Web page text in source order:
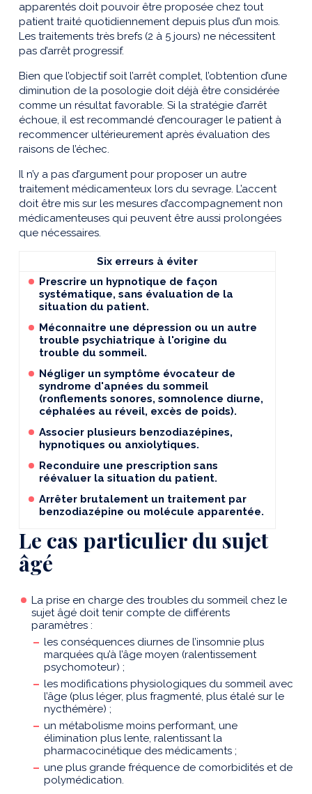
apparentés doit pouvoir être proposée chez tout
patient traité quotidiennement depuis plus d’un mois.
Les traitements très brefs (2 à 5 jours) ne nécessitent
pas d’arrêt progressif.
Bien que l’objectif soit l’arrêt complet, l’obtention d’une
diminution de la posologie doit déjà être considérée
comme un résultat favorable. Si la stratégie d’arrêt
échoue, il est recommandé d’encourager le patient à
recommencer ultérieurement après évaluation des
raisons de l’échec.
Il n’y a pas d’argument pour proposer un autre
traitement médicamenteux lors du sevrage. L’accent
doit être mis sur les mesures d’accompagnement non
médicamenteuses qui peuvent être aussi prolongées
que nécessaires.
Six erreurs à éviter
Prescrire un hypnotique de façon
systématique, sans évaluation de la
situation du patient.
Méconnaitre une dépression ou un autre
trouble psychiatrique à l'origine du
trouble du sommeil.
Négliger un symptôme évocateur de
syndrome d'apnées du sommeil
(ronflements sonores, somnolence diurne,
céphalées au réveil, excès de poids).
Associer plusieurs benzodiazépines,
hypnotiques ou anxiolytiques.
Reconduire une prescription sans
réévaluer la situation du patient.
Arrêter brutalement un traitement par
benzodiazépine ou molécule apparentée.
Le cas particulier du sujet
âgé
La prise en charge des troubles du sommeil chez le
sujet âgé doit tenir compte de différents
paramètres :
les conséquences diurnes de l’insomnie plus
marquées qu’à l’âge moyen (ralentissement
psychomoteur) ;
les modifications physiologiques du sommeil avec
l’âge (plus léger, plus fragmenté, plus étalé sur le
nycthémère) ;
un métabolisme moins performant, une
élimination plus lente, ralentissant la
pharmacocinétique des médicaments ;
une plus grande fréquence de comorbidités et de
polymédication.